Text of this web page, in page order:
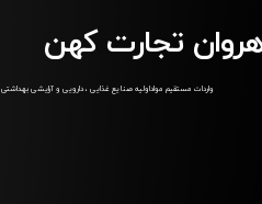
تجارت کهن
واردات مستقیم مواداولیه صنایع غذایی ، دارویی و آرایشی بهداشتی